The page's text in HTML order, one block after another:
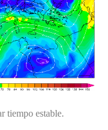
tiempo estable.